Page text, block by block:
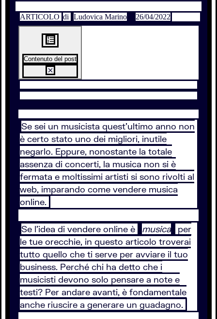
ARTICOLO di Ludovica Marino 26/04/2022
Contenuto del post
Se sei un musicista quest’ultimo anno non
è certo stato uno dei migliori, inutile
negarlo. Eppure, nonostante la totale
assenza di concerti, la musica non si è
fermata e moltissimi artisti si sono rivolti al
web, imparando come vendere musica
online.
Se l’idea di vendere online è musica
per
le tue orecchie, in questo articolo troverai
tutto quello che ti serve per avviare il tuo
business. Perché chi ha detto che i
musicisti devono solo pensare a note e
testi? Per andare avanti, è fondamentale
anche riuscire a generare un guadagno.